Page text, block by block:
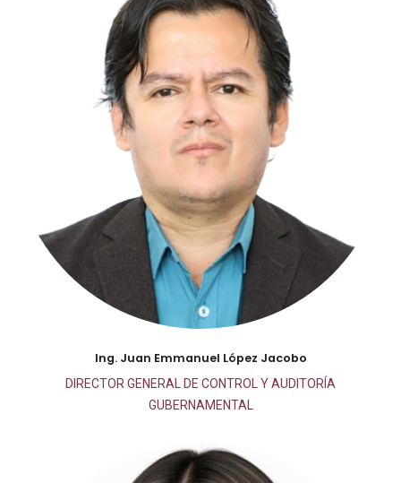
Ing. Juan Emmanuel López Jacobo
DIRECTOR GENERAL DE CONTROL Y AUDITORÍA
GUBERNAMENTAL